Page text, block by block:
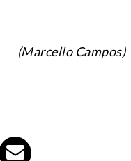
(Marcello Campos)